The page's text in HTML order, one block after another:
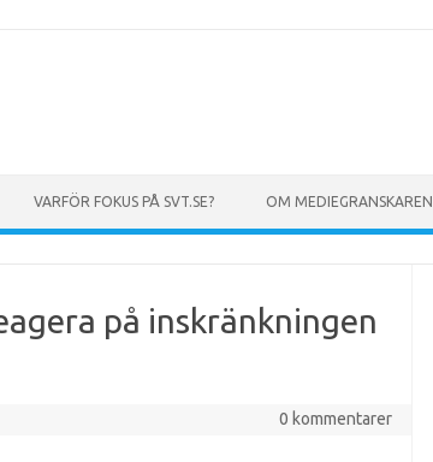
VARFÖR FOKUS PÅ SVT.SE? OM MEDIEGRANSKAREN
på inskränkningen
0 kommentarer